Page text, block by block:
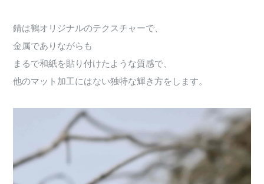
錆は鶴オリジナルのテクスチャーで、
金属でありながらも
まるで和紙を貼り付けたような質感で、
他のマット加工にはない独特な輝き方をします。